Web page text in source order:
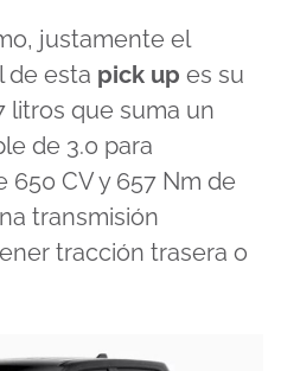
justamente el
de esta pick up es su
litros que suma un
de 3.0 para
CV y 657 Nm de
transmisión
tracción trasera o